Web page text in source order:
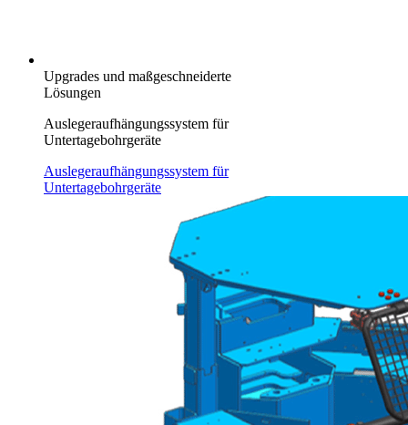
Upgrades und maßgeschneiderte
Lösungen
Auslegeraufhängungssystem für
Untertagebohrgeräte
Auslegeraufhängungssystem für
Untertagebohrgeräte